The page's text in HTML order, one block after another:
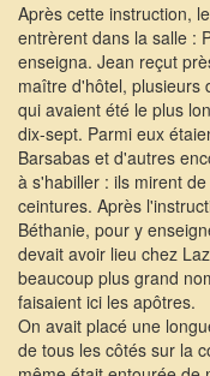
Après cette instruction,
entrèrent dans la salle :
enseigna. Jean reçut
maître d'hôtel, plusieurs
qui avaient été le plus
dix-sept. Parmi eux
Barsabas et d'autres
à s'habiller : ils mirent
ceintures. Après
Béthanie, pour y
devait avoir lieu chez
beaucoup plus grand
faisaient ici les apôtres.
On avait placé une
de tous les côtés sur la